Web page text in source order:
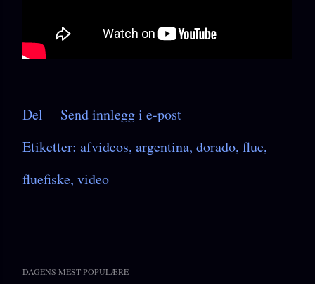
Del
Send innlegg i e-post
Etiketter: afvideos argentina dorado flue
fluefiske video
DAGENS MEST POPULÆRE